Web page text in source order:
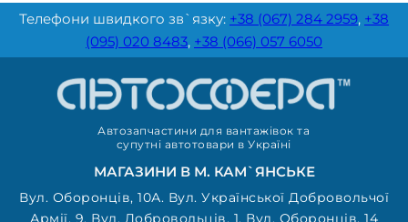
Телефони швидкого зв`язку: +38 (067) 284 2959, +38
(095) 020 8483, +38 (066) 057 6050
Автозапчастини для вантажівок та
супутні автотовари в Україні
МАГАЗИНИ В М. КАМ`ЯНСЬКЕ
Вул. Оборонців, 10А. Вул. Української Добровольчої
Армії, 9. Вул. Добровольців, 1. Вул. Оборонців, 14